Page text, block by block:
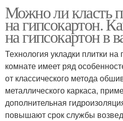
Можно ли класть
на гипсокартон.
на гипсокартон в
Технология укладки плитки на
комнате имеет ряд
от классического метода
металлического каркаса,
дополнительная
повышают срок службы